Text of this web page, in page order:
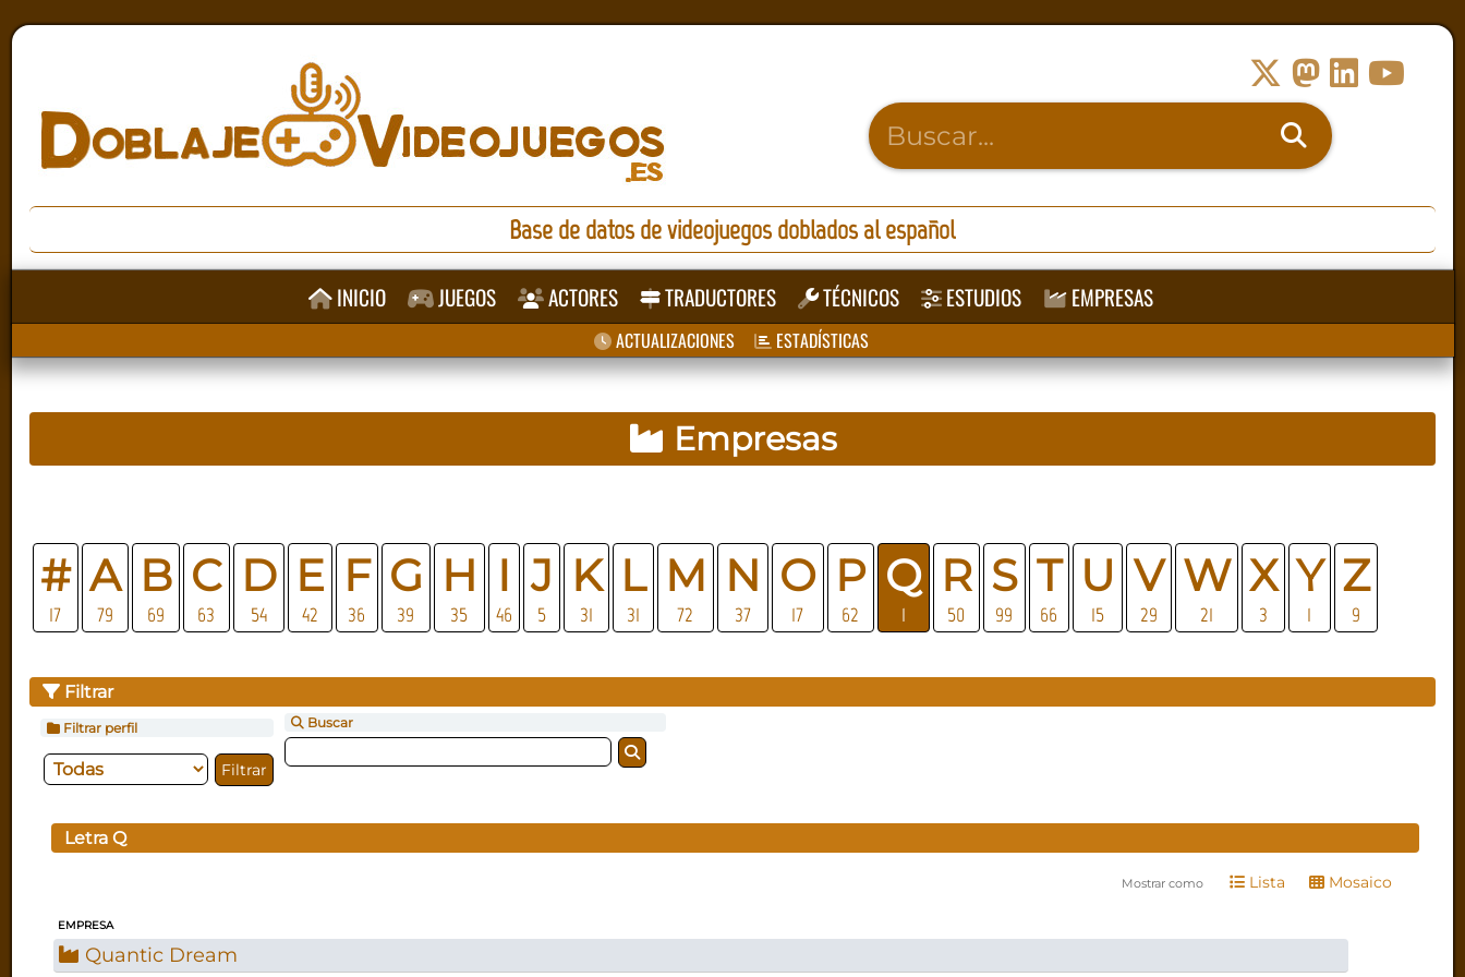
Base de datos de videojuegos doblados al español
INICIO JUEGOS ACTORES TRADUCTORES TÉCNICOS ESTUDIOS EMPRESAS
ACTUALIZACIONES ESTADÍSTICAS
Empresas
#
17
A
79
B
69
C
63
D
54
E
42
F
36
G
39
H
35
I
46
J
5
K
31
L
31
M
72
N
37
O
17
P
62
Q
1
R
50
S
99
T
66
U
15
V
29
W
21
X
3
Y
1
Z
9
Filtrar
Filtrar perfil Buscar
Letra Q
Mostrar como Lista Mosaico
EMPRESA
Quantic Dream